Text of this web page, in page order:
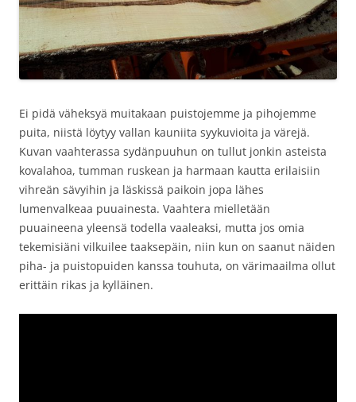
Ei pidä väheksyä muitakaan puistojemme ja pihojemme
puita, niistä löytyy vallan kauniita syykuvioita ja värejä.
Kuvan vaahterassa sydänpuuhun on tullut jonkin asteista
kovalahoa, tumman ruskean ja harmaan kautta erilaisiin
vihreän sävyihin ja läskissä paikoin jopa lähes
lumenvalkeaa puuainesta. Vaahtera mielletään
puuaineena yleensä todella vaaleaksi, mutta jos omia
tekemisiäni vilkuilee taaksepäin, niin kun on saanut näiden
piha- ja puistopuiden kanssa touhuta, on värimaailma ollut
erittäin rikas ja kylläinen.